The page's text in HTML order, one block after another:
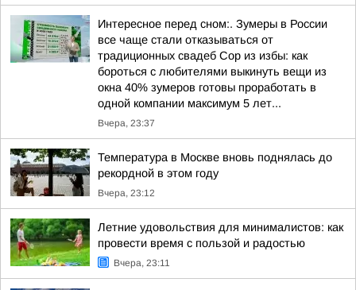
Интересное перед сном:. Зумеры в России
все чаще стали отказываться от
традиционных свадеб Сор из избы: как
бороться с любителями выкинуть вещи из
окна 40% зумеров готовы проработать в
одной компании максимум 5 лет...
Вчера, 23:37
Температура в Москве вновь поднялась до
рекордной в этом году
Вчера, 23:12
Летние удовольствия для минималистов: как
провести время с пользой и радостью
Вчера, 23:11